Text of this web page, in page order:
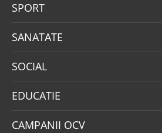
SPORT
SANATATE
SOCIAL
EDUCATIE
CAMPANII OCV